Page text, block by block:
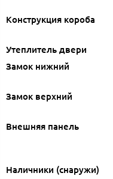
Конструкция короба
Утеплитель двери
Замок нижний
Замок верхний
Внешняя панель
Наличники (снаружи)